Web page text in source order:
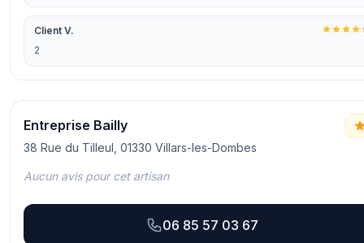
Client V.
2
Entreprise Bailly
38 Rue du Tilleul, 01330 Villars-les-Dombes
Aucun avis pour cet artisan
06 85 57 03 67